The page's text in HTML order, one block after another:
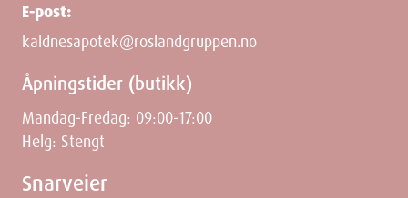
E-post:
kaldnesapotek@roslandgruppen.no
Åpningstider (butikk)
Mandag-Fredag: 09:00-17:00
Helg: Stengt
Snarveier